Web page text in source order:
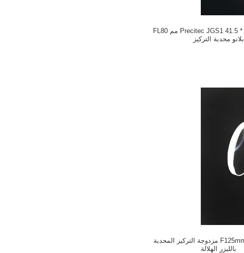
مرآة تركيز Precitec JGS1 41.5 * 9.5 مم FL80
بلانو محدبة التركيز
28 مم عدسة F125mm مزدوجة التركيز المحدبة
بالليزر الهلالة